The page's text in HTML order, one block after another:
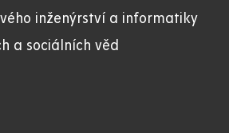
inženýrství a informatiky
a sociálních věd